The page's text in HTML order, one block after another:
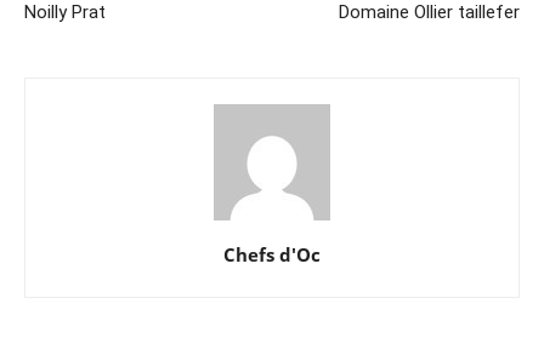
Noilly Prat Domaine Ollier taillefer
Chefs d'Oc